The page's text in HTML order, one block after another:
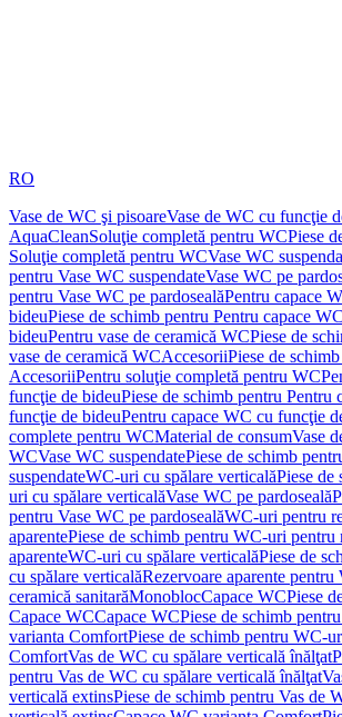
RO
Vase de WC şi pisoareVase de WC cu funcţie
AquaCleanSoluţie completă pentru WCPiese
Soluţie completă pentru WCVase WC
pentru Vase WC suspendateVase WC pe
pentru Vase WC pe pardosealăPentru capace
bideuPiese de schimb pentru Pentru capace
bideuPentru vase de ceramică WCPiese de
vase de ceramică WCAccesoriiPiese de
AccesoriiPentru soluţie completă pentru WC
funcţie de bideuPiese de schimb pentru Pentru
funcţie de bideuPentru capace WC cu funcţie
complete pentru WCMaterial de consumVase
WCVase WC suspendatePiese de schimb
suspendateWC-uri cu spălare verticalăPiese de
uri cu spălare verticalăVase WC pe pardoseală
pentru Vase WC pe pardosealăWC-uri pentru
aparentePiese de schimb pentru WC-uri pentru
aparenteWC-uri cu spălare verticalăPiese de
cu spălare verticalăRezervoare aparente
ceramică sanitarăMonoblocCapace WCPiese
Capace WCCapace WCPiese de schimb
varianta ComfortPiese de schimb pentru WC-
ComfortVas de WC cu spălare verticală înălţat
pentru Vas de WC cu spălare verticală înălţat
verticală extinsPiese de schimb pentru Vas de